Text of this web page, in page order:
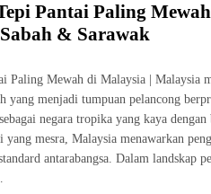
Pantai Paling
& Sarawak
Paling Mewah di Malaysia | Malaysia
yang menjadi tumpuan pelancong
negara tropika yang kaya
yang mesra, Malaysia menawarkan
antarabangsa. Dalam landskap